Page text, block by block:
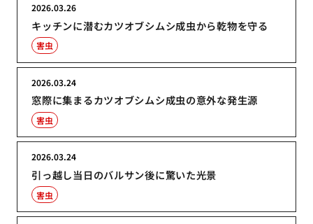
キッチンに潜むカツオブシムシ成虫から乾物を守る
2026.03.26
害虫
窓際に集まるカツオブシムシ成虫の意外な発生源
2026.03.24
害虫
引っ越し当日のバルサン後に驚いた光景
2026.03.24
害虫